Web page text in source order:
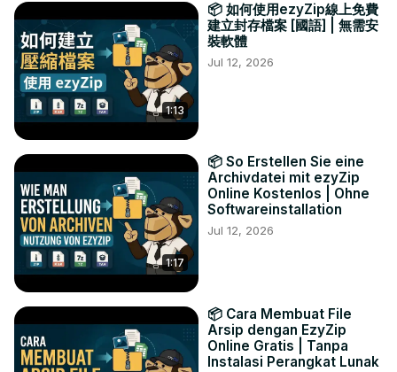
1:13
📦 如何使用ezyZip線上免費
建立封存檔案 [國語] | 無需安
裝軟體
Jul 12, 2026
1:17
📦 So Erstellen Sie eine
Archivdatei mit ezyZip
Online Kostenlos | Ohne
Softwareinstallation
Jul 12, 2026
📦 Cara Membuat File
Arsip dengan EzyZip
Online Gratis | Tanpa
Instalasi Perangkat Lunak